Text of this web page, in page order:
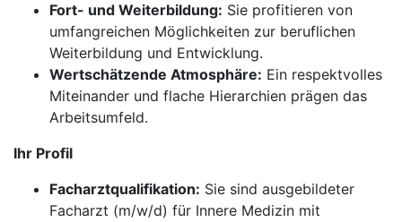
Fort- und Weiterbildung: Sie profitieren von
umfangreichen Möglichkeiten zur beruflichen
Weiterbildung und Entwicklung.
Wertschätzende Atmosphäre: Ein respektvolles
Miteinander und flache Hierarchien prägen das
Arbeitsumfeld.
Ihr Profil
Facharztqualifikation: Sie sind ausgebildeter
Facharzt (m/w/d) für Innere Medizin mit